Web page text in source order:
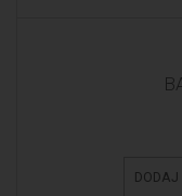
DODAJ